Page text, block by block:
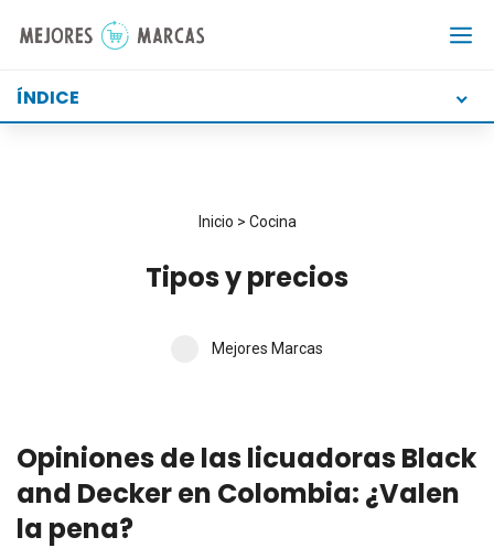
ÍNDICE
Inicio > Cocina
Tipos y precios
Mejores Marcas
Opiniones de las licuadoras Black
and Decker en Colombia: ¿Valen
la pena?